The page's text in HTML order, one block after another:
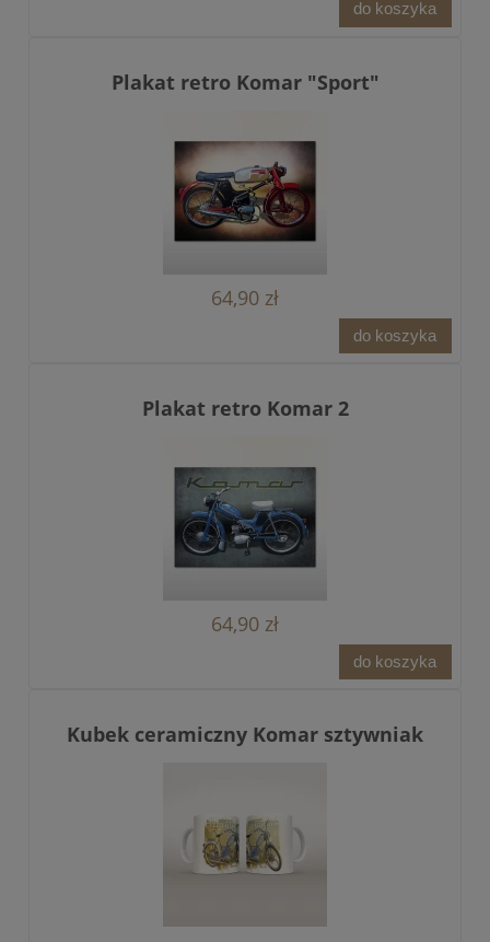
do koszyka
Plakat retro Komar "Sport"
64,90 zł
do koszyka
Plakat retro Komar 2
64,90 zł
do koszyka
Kubek ceramiczny Komar sztywniak